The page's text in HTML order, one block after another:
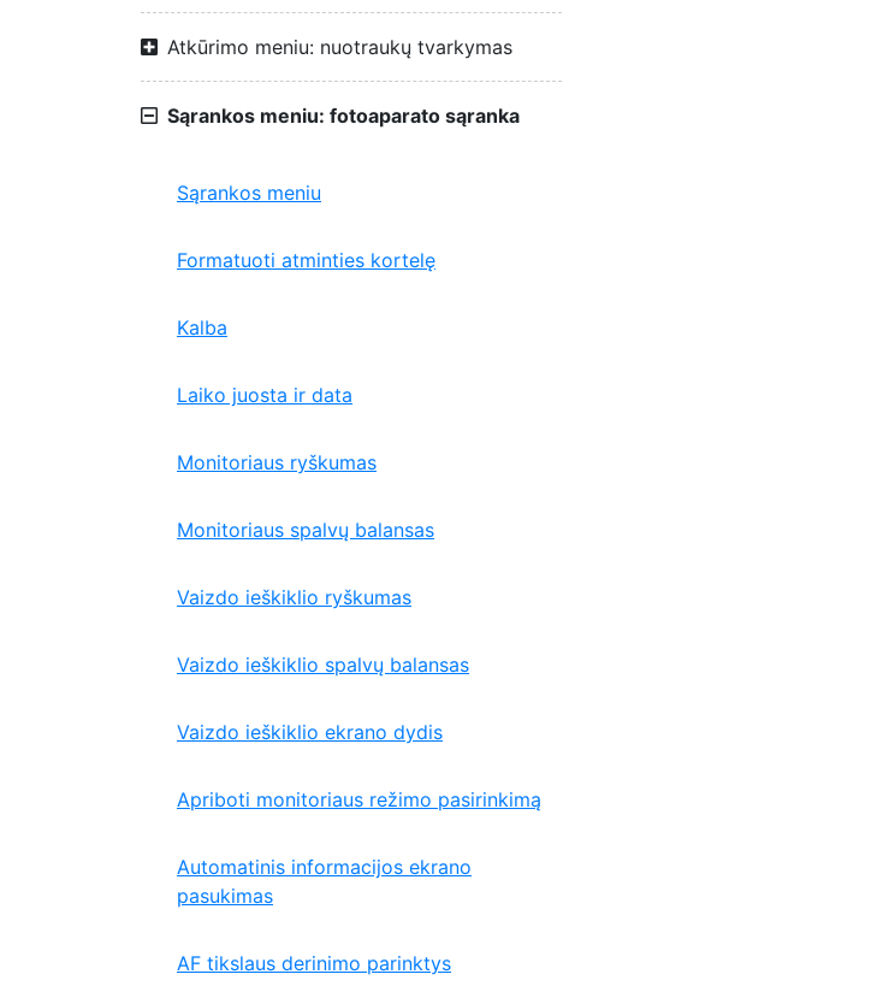
Atkūrimo meniu: nuotraukų tvarkymas
Sąrankos meniu: fotoaparato sąranka
Sąrankos meniu
Formatuoti atminties kortelę
Kalba
Laiko juosta ir data
Monitoriaus ryškumas
Monitoriaus spalvų balansas
Vaizdo ieškiklio ryškumas
Vaizdo ieškiklio spalvų balansas
Vaizdo ieškiklio ekrano dydis
Apriboti monitoriaus režimo pasirinkimą
Automatinis informacijos ekrano
pasukimas
AF tikslaus derinimo parinktys